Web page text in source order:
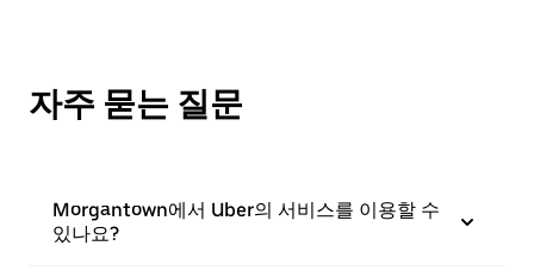
자주 묻는 질문
Morgantown에서 Uber의 서비스를 이용할 수
있나요?